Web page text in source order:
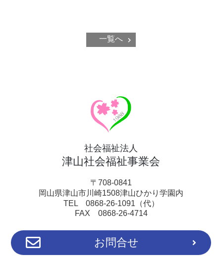
一覧へ
社会福祉法人
津山社会福祉事業会
〒708-0841
岡山県津山市川崎1508津山ひかり学園内
TEL 0868-26-1091（代）
FAX 0868-26-4714
お問合せ